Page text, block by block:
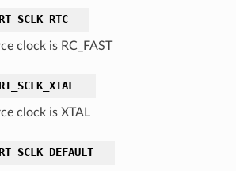
clock is RC_FAST
clock is XTAL